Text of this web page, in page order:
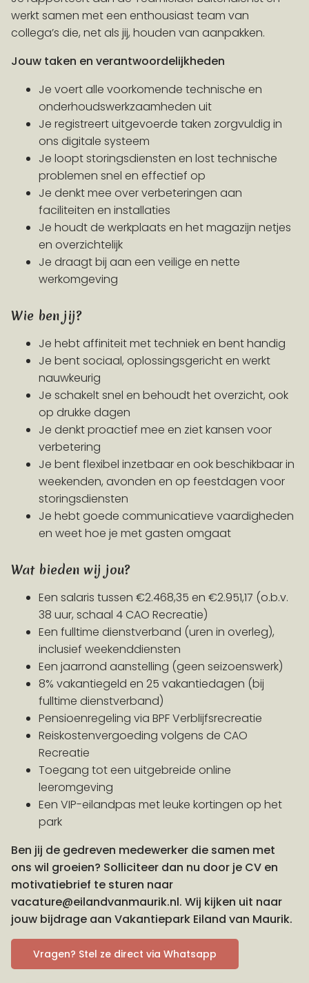
werkt samen met een enthousiast team van
collega’s die, net als jij, houden van aanpakken.
Jouw taken en verantwoordelijkheden
Je voert alle voorkomende technische en
onderhoudswerkzaamheden uit
Je registreert uitgevoerde taken zorgvuldig in
ons digitale systeem
Je loopt storingsdiensten en lost technische
problemen snel en effectief op
Je denkt mee over verbeteringen aan
faciliteiten en installaties
Je houdt de werkplaats en het magazijn netjes
en overzichtelijk
Je draagt bij aan een veilige en nette
werkomgeving
Wie ben jij?
Je hebt affiniteit met techniek en bent handig
Je bent sociaal, oplossingsgericht en werkt
nauwkeurig
Je schakelt snel en behoudt het overzicht, ook
op drukke dagen
Je denkt proactief mee en ziet kansen voor
verbetering
Je bent flexibel inzetbaar en ook beschikbaar in
weekenden, avonden en op feestdagen voor
storingsdiensten
Je hebt goede communicatieve vaardigheden
en weet hoe je met gasten omgaat
Wat bieden wij jou?
Een salaris tussen €2.468,35 en €2.951,17 (o.b.v.
38 uur, schaal 4 CAO Recreatie)
Een fulltime dienstverband (uren in overleg),
inclusief weekenddiensten
Een jaarrond aanstelling (geen seizoenswerk)
8% vakantiegeld en 25 vakantiedagen (bij
fulltime dienstverband)
Pensioenregeling via BPF Verblijfsrecreatie
Reiskostenvergoeding volgens de CAO
Recreatie
Toegang tot een uitgebreide online
leeromgeving
Een VIP-eilandpas met leuke kortingen op het
park
Ben jij de gedreven medewerker die samen met
ons wil groeien? Solliciteer dan nu door je CV en
motivatiebrief te sturen naar
vacature@eilandvanmaurik.nl. Wij kijken uit naar
jouw bijdrage aan Vakantiepark Eiland van Maurik.
Vragen? Stel ze direct via Whatsapp